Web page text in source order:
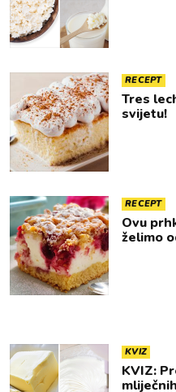
RECEPT
Tres
svijetu!
RECEPT
Ovu
želimo
KVIZ
KVIZ: